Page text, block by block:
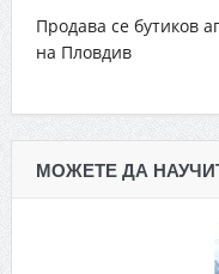
Продава се бутиков
на Пловдив
МОЖЕТЕ ДА